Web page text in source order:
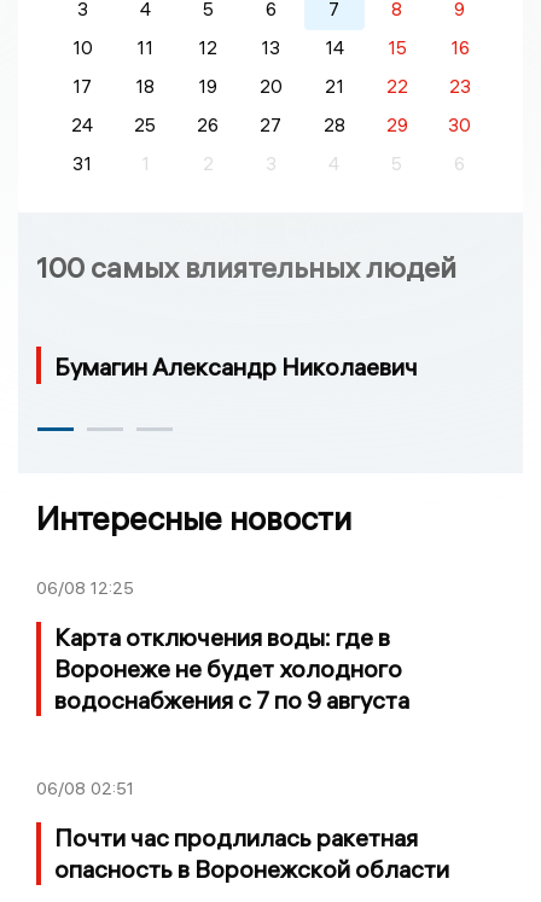
3 4 5 6 7 8
9
10
11 12 13 14 15
16
17
18 19 20 21 22
23
24
25 26 27 28 29
30
31
1 2 3 4 5 6
100 самых влиятельных людей
Бумагин Александр Николаевич
Интересные новости
06/08 12:25
Карта отключения воды: где в
Воронеже не будет холодного
водоснабжения с 7 по 9 августа
06/08 02:51
Почти час продлилась ракетная
опасность в Воронежской области